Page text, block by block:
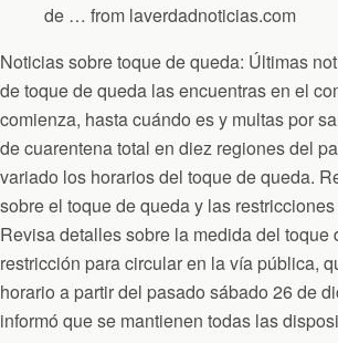
de … from laverdadnoticias.com
Noticias sobre toque de queda: Últimas
de toque de queda las encuentras en el
comienza, hasta cuándo es y multas por
de cuarentena total en diez regiones del
variado los horarios del toque de queda.
sobre el toque de queda y las
Revisa detalles sobre la medida del toque
restricción para circular en la vía pública,
horario a partir del pasado sábado 26 de
informó que se mantienen todas las